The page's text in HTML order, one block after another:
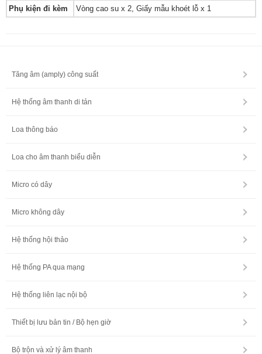
Phụ kiện đi kèm
Vòng cao su x 2, Giấy mẫu khoét lỗ x 1
Tăng âm (amply) công suất
Hệ thống âm thanh di tản
Loa thông báo
Loa cho âm thanh biểu diễn
Micro có dây
Micro không dây
Hệ thống hội thảo
Hệ thống PA qua mạng
Hệ thống liên lạc nội bộ
Thiết bị lưu bản tin / Bộ hẹn giờ
Bộ trộn và xử lý âm thanh